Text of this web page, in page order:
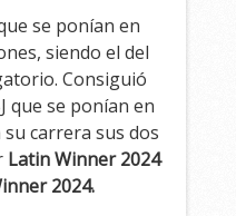
se ponían en
siendo el del
Consiguió
que se ponían en
carrera sus dos
Latin Winner 2024
2024.